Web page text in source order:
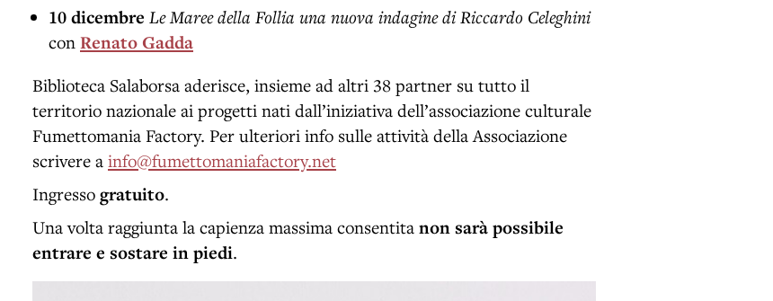
10 dicembre Le Maree della Follia una nuova indagine di Riccardo Celeghini
con Renato Gadda
Biblioteca Salaborsa aderisce, insieme ad altri 38 partner su tutto il
territorio nazionale ai progetti nati dall’iniziativa dell’associazione culturale
Fumettomania Factory. Per ulteriori info sulle attività della Associazione
scrivere a info@fumettomaniafactory.net
Ingresso gratuito.
Una volta raggiunta la capienza massima consentita non sarà possibile
entrare e sostare in piedi.